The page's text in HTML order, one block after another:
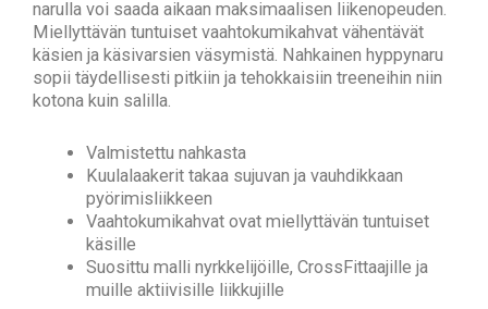
narulla voi saada aikaan maksimaalisen liikenopeuden.
Miellyttävän tuntuiset vaahtokumikahvat vähentävät
käsien ja käsivarsien väsymistä. Nahkainen hyppynaru
sopii täydellisesti pitkiin ja tehokkaisiin treeneihin niin
kotona kuin salilla.
Valmistettu nahkasta
Kuulalaakerit takaa sujuvan ja vauhdikkaan
pyörimisliikkeen
Vaahtokumikahvat ovat miellyttävän tuntuiset
käsille
Suosittu malli nyrkkelijöille, CrossFittaajille ja
muille aktiivisille liikkujille